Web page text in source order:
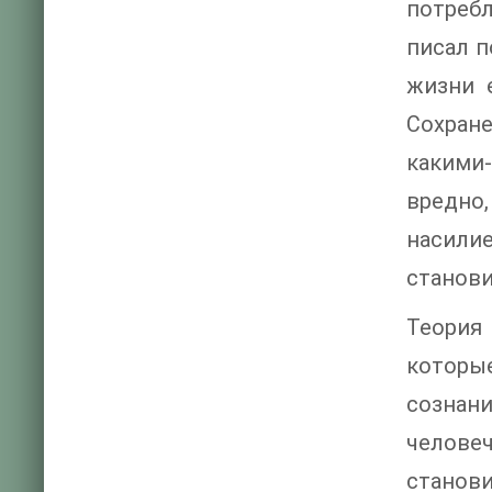
писал
жизни